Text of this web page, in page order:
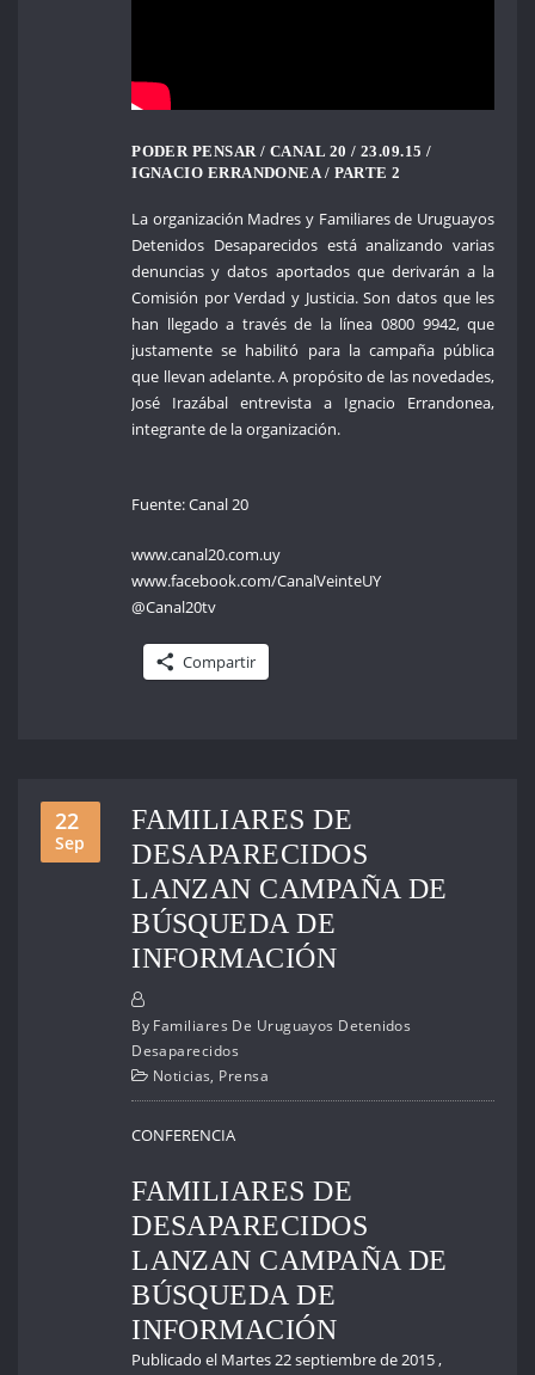
PODER PENSAR / CANAL 20 / 23.09.15 /
IGNACIO ERRANDONEA / PARTE 2
La organización Madres y Familiares de Uruguayos
Detenidos Desaparecidos está analizando varias
denuncias y datos aportados que derivarán a la
Comisión por Verdad y Justicia. Son datos que les
han llegado a través de la línea 0800 9942, que
justamente se habilitó para la campaña pública
que llevan adelante. A propósito de las novedades,
José Irazábal entrevista a Ignacio Errandonea,
integrante de la organización.
Fuente: Canal 20
www.canal20.com.uy
www.facebook.com/CanalVeinteUY
@Canal20tv
Compartir
22
Sep
FAMILIARES DE
DESAPARECIDOS
LANZAN CAMPAÑA DE
BÚSQUEDA DE
INFORMACIÓN
By Familiares De Uruguayos Detenidos
Desaparecidos
Noticias, Prensa
CONFERENCIA
FAMILIARES DE
DESAPARECIDOS
LANZAN CAMPAÑA DE
BÚSQUEDA DE
INFORMACIÓN
Publicado el Martes 22 septiembre de 2015 ,